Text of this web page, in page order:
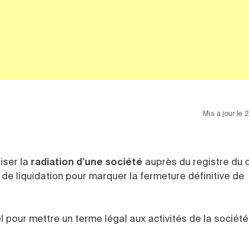
Mis à jour le
la radiation d’une société auprès du registre du
liquidation pour marquer la fermeture définitive de
mettre un terme légal aux activités de la